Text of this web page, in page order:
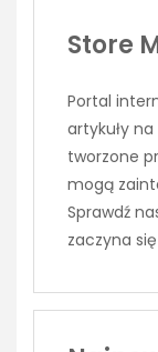
Store
Portal
artykuły
tworzone
mogą
Sprawdź
zaczyna